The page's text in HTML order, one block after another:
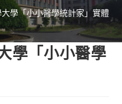
大學「小小醫學統計家」實體課
學「小小醫學